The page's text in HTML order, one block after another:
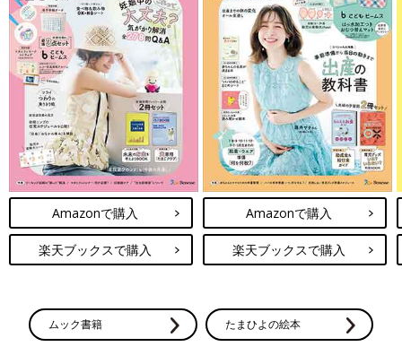
Amazonで購入
楽天ブックスで購入
Amazonで購入
楽天ブックスで購入
ムック書籍 たまひよの絵本